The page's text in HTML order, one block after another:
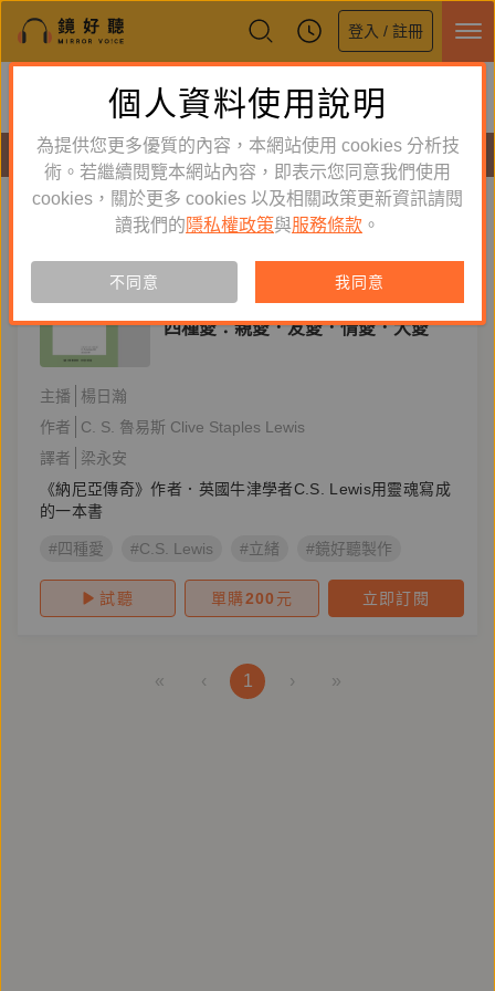
登入 / 註冊
鏡好聽全新APP上線
體驗全面升級，即刻下載
有聲書
四種愛 新到舊 舊到新
有聲書
四種愛：親愛．友愛．情愛．大愛
主播
楊日瀚
作者
C. S. 魯易斯 Clive Staples Lewis
譯者
梁永安
《納尼亞傳奇》作者．英國牛津學者C.S. Lewis用靈魂寫成
的一本書
#四種愛 #C.S. Lewis #立緒 #鏡好聽製作
試聽 單購200 元 立即訂閱
« ‹ 1 › »
個人資料使用說明
為提供您更多優質的內容，本網站使用 cookies 分析技
術。若繼續閱覽本網站內容，即表示您同意我們使用
cookies，關於更多 cookies 以及相關政策更新資訊請閱
讀我們的 隱私權政策與服務條款 。
不同意 我同意